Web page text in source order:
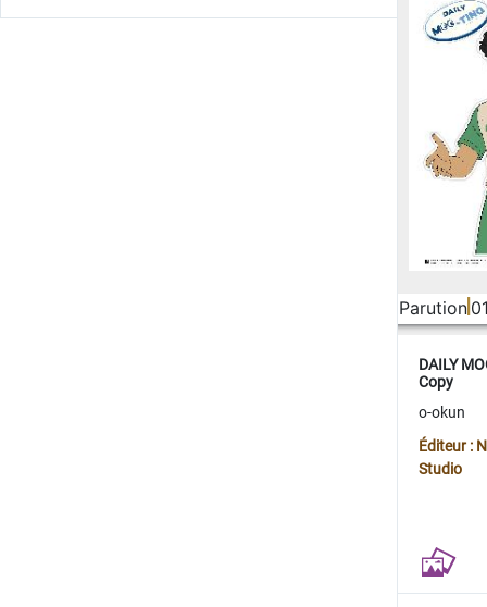
Parution
DAILY
Copy
o-okun
Éditeur :
Studio